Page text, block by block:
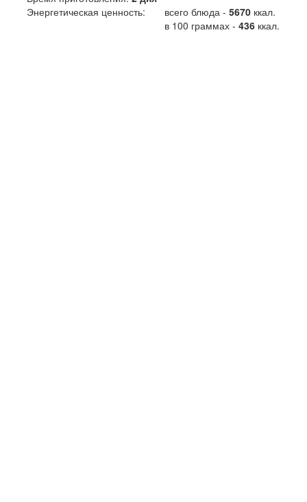
Энергетическая ценность:
всего блюда - 5670 ккал.
в 100 граммах - 436 ккал.